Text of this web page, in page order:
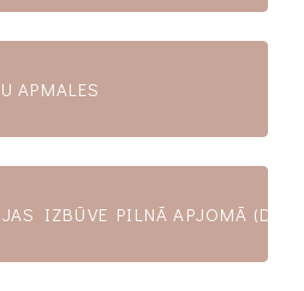
APMALES
IZBŪVE PILNĀ APJOMĀ